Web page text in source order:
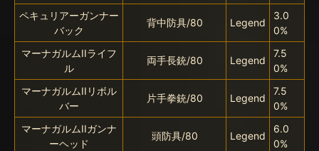
ペキュリアーガンナー
バック
背中防具/80 Legend
3.0
0%
マーナガルムIIライフ
ル
両手長銃/80 Legend
7.5
0%
マーナガルムIIリボル
バー
片手拳銃/80 Legend
7.5
0%
マーナガルムIIガンナ
ーヘッド
頭防具/80 Legend
6.0
0%